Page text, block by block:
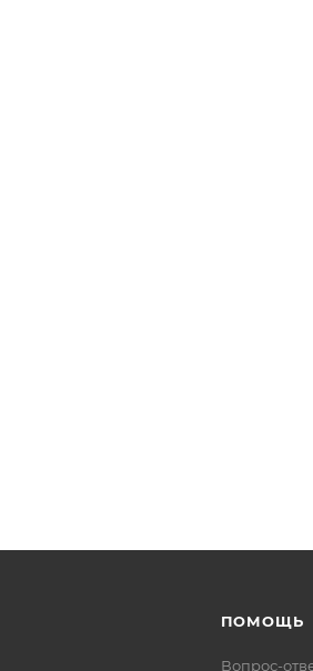
ПОМОЩЬ
Вопрос-